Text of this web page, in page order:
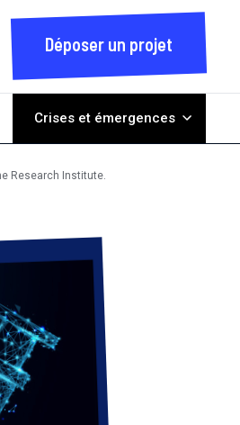
Déposer un projet
Crises et émergences
Research Institute.